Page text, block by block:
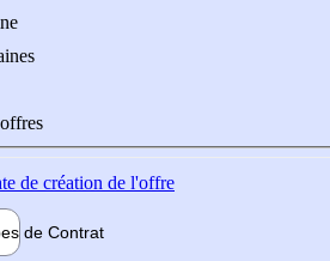
de création de l'offre
de Contrat